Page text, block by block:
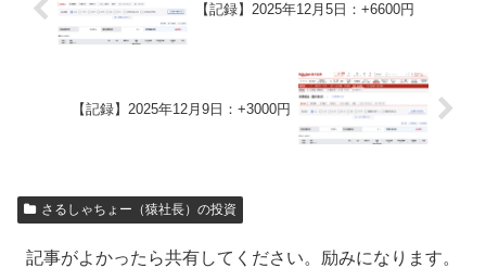
【記録】2025年12月5日：+6600円
【記録】2025年12月9日：+3000円
さるしゃちょー（猿社長）の投資
記事がよかったら共有してください。励みになります。